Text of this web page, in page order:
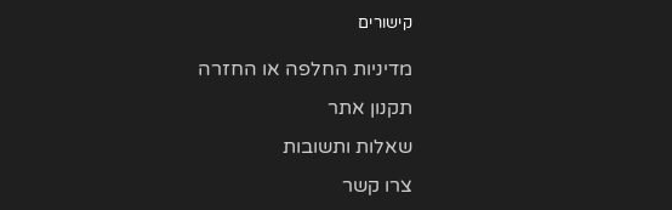
קישורים
מדיניות החלפה או החזרה
תקנון אתר
שאלות ותשובות
צרו קשר